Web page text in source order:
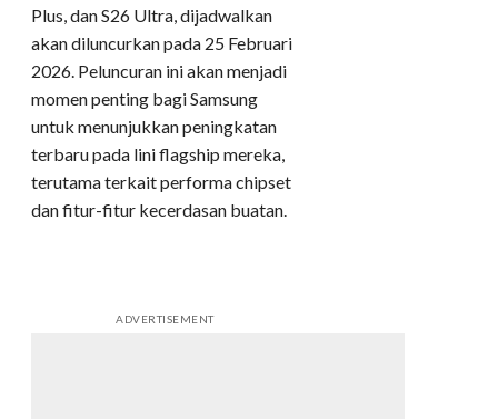
Plus, dan S26 Ultra, dijadwalkan
akan diluncurkan pada 25 Februari
2026. Peluncuran ini akan menjadi
momen penting bagi Samsung
untuk menunjukkan peningkatan
terbaru pada lini flagship mereka,
terutama terkait performa chipset
dan fitur-fitur kecerdasan buatan.
ADVERTISEMENT